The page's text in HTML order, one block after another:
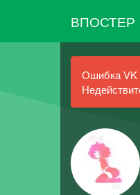
ВПОСТЕР
Ошибка VK